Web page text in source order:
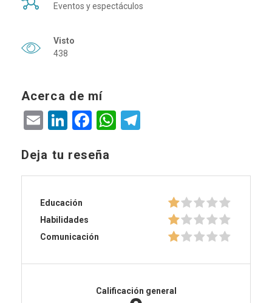
Eventos y espectáculos
Visto
438
Acerca de mí
EmailLinkedIn
Facebook
WhatsApp
Deja tu reseña
Educación
Habilidades
Comunicación
Calificación general